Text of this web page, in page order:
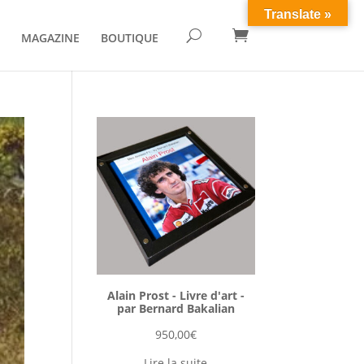
MAGAZINE BOUTIQUE U 
Alain Prost - Livre d'art -
par Bernard Bakalian
950,00€
Translate »